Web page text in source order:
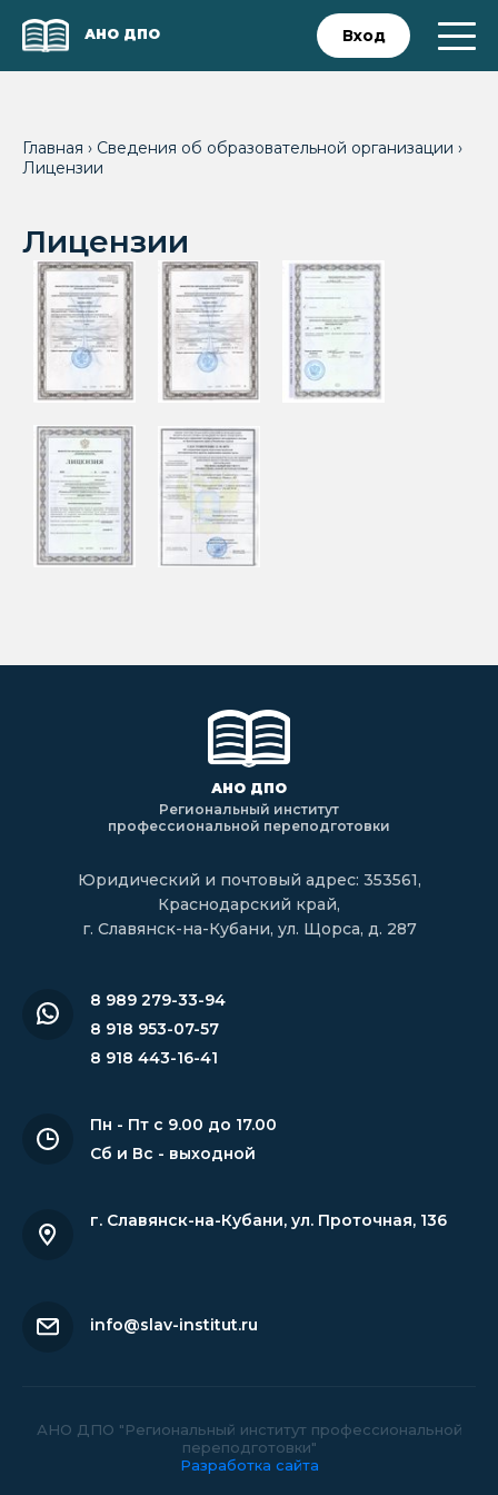
АНО ДПО Вход
Главная › Сведения об образовательной организации ›
Лицензии
Лицензии
АНО ДПО
Региональный институт
профессиональной переподготовки
Юридический и почтовый адрес: 353561,
Краснодарский край,
г. Славянск-на-Кубани, ул. Щорса, д. 287
8 989 279-33-94
8 918 953-07-57
8 918 443-16-41
Пн - Пт с 9.00 до 17.00
Сб и Вс - выходной
г. Славянск-на-Кубани, ул. Проточная, 136
info@slav-institut.ru
АНО ДПО "Региональный институт профессиональной
переподготовки"
Разработка сайта